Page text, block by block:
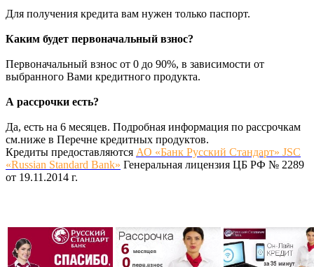
Для получения кредита вам нужен только паспорт.
Каким будет первоначальный взнос?
Первоначальный взнос от 0 до 90%, в зависимости от
выбранного Вами кредитного продукта.
А рассрочки есть?
Да, есть на 6 месяцев. Подробная информация по рассрочкам
см.ниже в Перечне кредитных продуктов.
Кредиты предоставляются АО «Банк Русский Стандарт» JSC
«Russian Standard Bank» Генеральная лицензия ЦБ РФ № 2289
от 19.11.2014 г.